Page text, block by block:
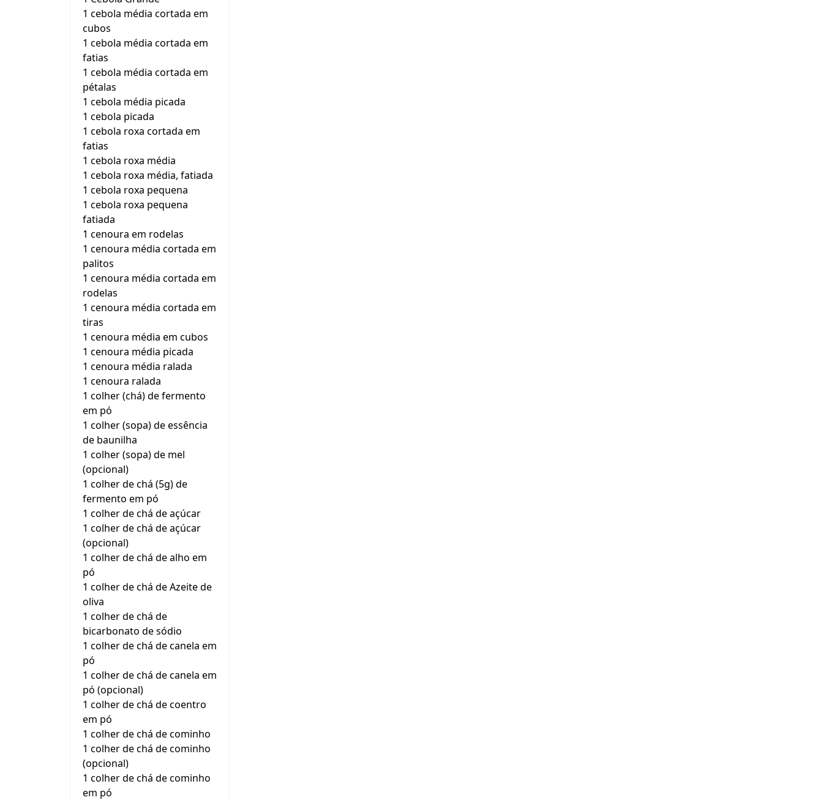
1 cebola média cortada em
cubos
1 cebola média cortada em
fatias
1 cebola média cortada em
pétalas
1 cebola média picada
1 cebola picada
1 cebola roxa cortada em
fatias
1 cebola roxa média
1 cebola roxa média, fatiada
1 cebola roxa pequena
1 cebola roxa pequena
fatiada
1 cenoura em rodelas
1 cenoura média cortada em
palitos
1 cenoura média cortada em
rodelas
1 cenoura média cortada em
tiras
1 cenoura média em cubos
1 cenoura média picada
1 cenoura média ralada
1 cenoura ralada
1 colher (chá) de fermento
em pó
1 colher (sopa) de essência
de baunilha
1 colher (sopa) de mel
(opcional)
1 colher de chá (5g) de
fermento em pó
1 colher de chá de açúcar
1 colher de chá de açúcar
(opcional)
1 colher de chá de alho em
pó
1 colher de chá de Azeite de
oliva
1 colher de chá de
bicarbonato de sódio
1 colher de chá de canela em
pó
1 colher de chá de canela em
pó (opcional)
1 colher de chá de coentro
em pó
1 colher de chá de cominho
1 colher de chá de cominho
(opcional)
1 colher de chá de cominho
em pó